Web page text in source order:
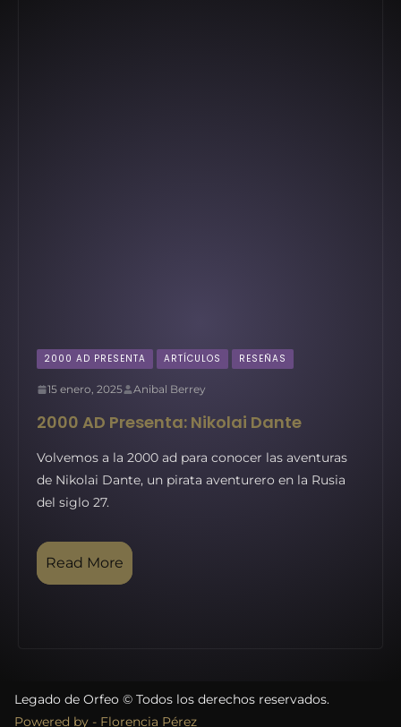
2000 AD PRESENTA ARTÍCULOS RESEÑAS
15 enero, 2025 Anibal Berrey
2000 AD Presenta: Nikolai Dante
Volvemos a la 2000 ad para conocer las aventuras
de Nikolai Dante, un pirata aventurero en la Rusia
del siglo 27.
Read More
Legado de Orfeo © Todos los derechos reservados.
Powered by - Florencia Pérez